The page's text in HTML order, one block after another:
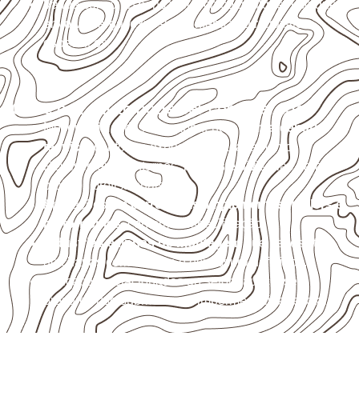
Valide com o responsável técnico qualquer uso que
envolva carga, exposição intensa ou requisitos
específicos.
Onde o produto pode ser considerado
Móveis, divisórias e componentes de
marcenaria
técnica
, conforme exposição e acabamento.
Revestimentos internos, painéis e divisórias para
projetos profissionais.
Aplicações emcarrocerias, implementos, trailers e
motorhomes, conforme especificação.
Indústrias e linhas de montagem que necessitam
de chapas com formato e espessura definidos.
Aplicações relacionadas ao setor náutico, sem
presumir uso submerso ou impermeabilidade total.